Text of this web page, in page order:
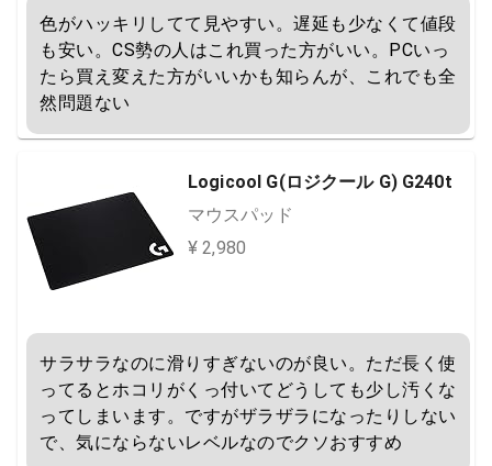
色がハッキリしてて見やすい。遅延も少なくて値段
も安い。CS勢の人はこれ買った方がいい。PCいっ
たら買え変えた方がいいかも知らんが、これでも全
然問題ない
Logicool G(ロジクール G) G240t
マウスパッド
¥ 2,980
サラサラなのに滑りすぎないのが良い。ただ長く使
ってるとホコリがくっ付いてどうしても少し汚くな
ってしまいます。ですがザラザラになったりしない
で、気にならないレベルなのでクソおすすめ